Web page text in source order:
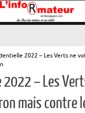
2022 – Les Verts ne
2022 – Les
mais contre